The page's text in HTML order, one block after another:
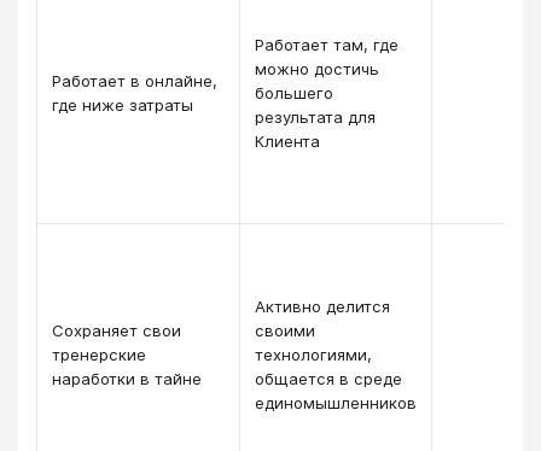
Работает в онлайне,
где ниже затраты
Работает там, где
можно достичь
большего
результата для
Клиента
Сохраняет свои
тренерские
наработки в тайне
Активно делится
своими
технологиями,
общается в среде
единомышленников